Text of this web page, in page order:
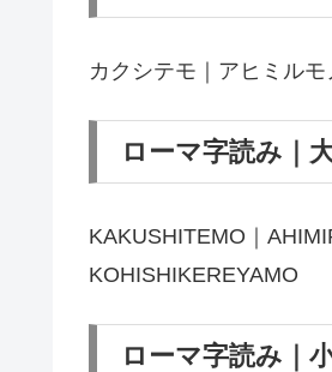
カクシテモ｜アヒミル
ローマ字読み｜
KAKUSHITEMO｜
KOHISHIKEREYAMO
ローマ字読み｜